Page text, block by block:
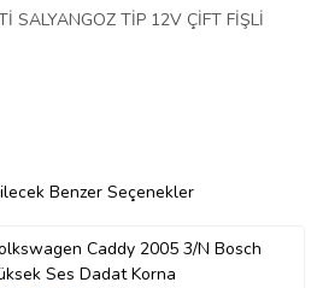
SALYANGOZ TİP 12V ÇİFT FİŞLİ
Benzer Seçenekler
Caddy 2005 3/N Bosch
Ses Dadat Korna